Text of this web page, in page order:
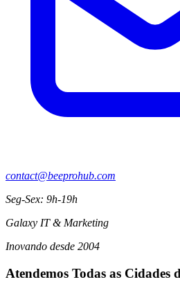
contact@beeprohub.com
Seg-Sex: 9h-19h
Galaxy IT & Marketing
Inovando desde 2004
Atendemos Todas as Cidades